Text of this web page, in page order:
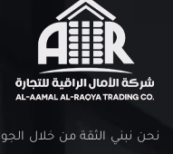
نحن نبني الثقة من خلال